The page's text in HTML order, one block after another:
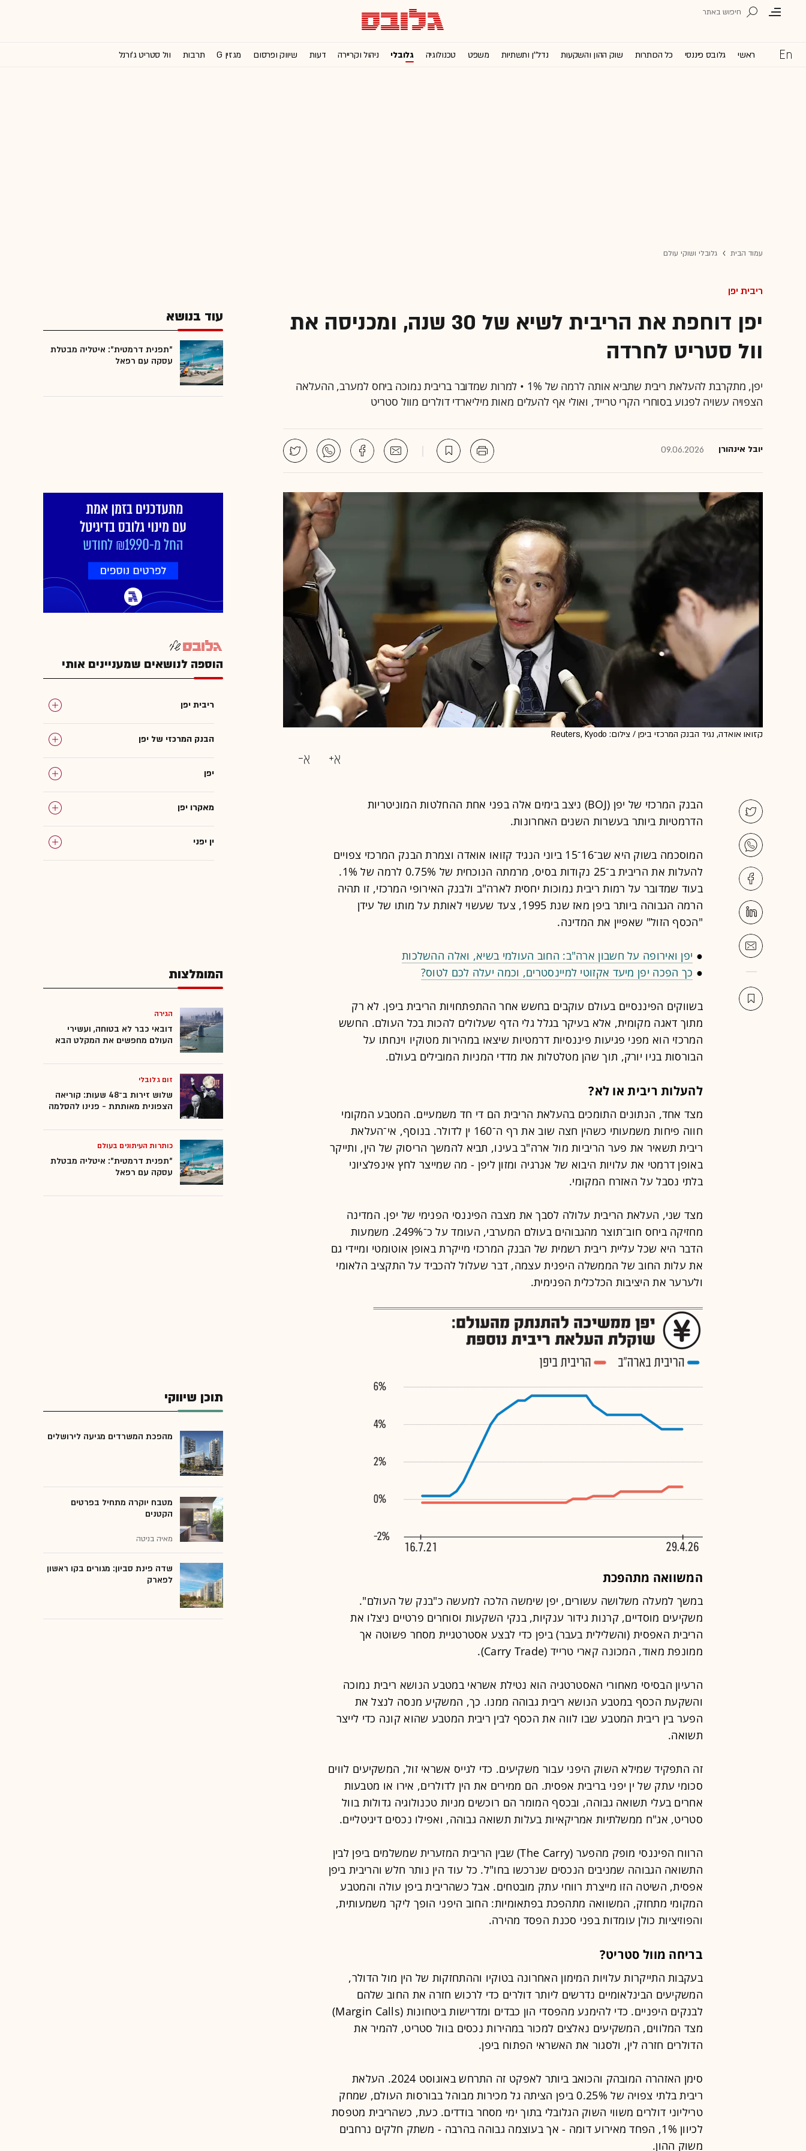
ראשי גלובס פיננסי כל הכותרות שוק ההון והשקעות נדל''ן ותשתיות משפט טכנולוגיה גלובלי ניהול וקריירה דעות שיווק ופרסום מגזין G תרבות וול סטריט ג'ורנל
עמוד הבית גלובלי ושוקי עולם
ריבית יפן
יפן דוחפת את הריבית לשיא של 30 שנה, ומכניסה את
וול סטריט לחרדה
יפן, מתקרבת להעלאת ריבית שתביא אותה לרמה של 1% • למרות שמדובר בריבית נמוכה ביחס למערב, ההעלאה
הצפויה עשויה לפגוע בסוחרי הקרי טרייד, ואולי אף להעלים מאות מיליארדי דולרים מוול סטריט
יובל אינהורן 09.06.2026
קזואו אואדה, נגיד הבנק המרכזי ביפן / צילום: Reuters, Kyodo
הבנק המרכזי של יפן (BOJ) ניצב בימים אלה בפני אחת ההחלטות המוניטריות
הדרמטיות ביותר בעשרות השנים האחרונות.
המוסכמה בשוק היא שב־16־15 ביוני הנגיד קזואו אואדה וצמרת הבנק המרכזי צפויים
להעלות את הריבית ב־25 נקודות בסיס, מרמתה הנוכחית של 0.75% לרמה של 1%.
בעוד שמדובר על רמות ריבית נמוכות יחסית לארה"ב ולבנק האירופי המרכזי, זו תהיה
הרמה הגבוהה ביותר ביפן מאז שנת 1995, צעד שעשוי לאותת על מותו של עידן
"הכסף הזול" שאפיין את המדינה.
● יפן ואירופה על חשבון ארה"ב: החוב העולמי בשיא, ואלה ההשלכות
● כך הפכה יפן מיעד אקזוטי למיינסטרים, וכמה יעלה לכם לטוס?
בשווקים הפיננסיים בעולם עוקבים בחשש אחר ההתפתחויות הריבית ביפן. לא רק
מתוך דאגה מקומית, אלא בעיקר בגלל גלי הדף שעלולים להכות בכל העולם. החשש
המרכזי הוא מפני פגיעות פיננסיות דרמטיות שיצאו במהירות מטוקיו וינחתו על
הבורסות בניו יורק, תוך שהן מטלטלות את מדדי המניות המובילים בעולם.
להעלות ריבית או לא?
מצד אחד, הנתונים התומכים בהעלאת הריבית הם די חד משמעיים. המטבע המקומי
חווה פיחות משמעותי כשהין חצה שוב את רף ה־160 ין לדולר. בנוסף, אי־העלאת
ריבית תשאיר את פער הריביות מול ארה"ב בעינו, תביא להמשך הריסוק של הין, ותייקר
באופן דרמטי את עלויות היבוא של אנרגיה ומזון ליפן - מה שמייצר לחץ אינפלציוני
בלתי נסבל על האזרח המקומי.
מצד שני, העלאת הריבית עלולה לסבך את מצבה הפיננסי הפנימי של יפן. המדינה
מחזיקה ביחס חוב־תוצר מהגבוהים בעולם המערבי, העומד על כ־249%. משמעות
הדבר היא שכל עליית ריבית רשמית של הבנק המרכזי מייקרת באופן אוטומטי ומיידי גם
את עלות החוב של הממשלה היפנית עצמה, דבר שעלול להכביד על התקציב הלאומי
ולערער את היציבות הכלכלית הפנימית.
המשוואה מתהפכת
במשך למעלה משלושה עשורים, יפן שימשה הלכה למעשה כ"בנק של העולם".
משקיעים מוסדיים, קרנות גידור ענקיות, בנקי השקעות וסוחרים פרטיים ניצלו את
הריבית האפסית (והשלילית בעבר) ביפן כדי לבצע אסטרטגיית מסחר פשוטה אך
ממונפת מאוד, המכונה קארי טרייד (Carry Trade).
הרעיון הבסיסי מאחורי האסטרטגיה הוא נטילת אשראי במטבע הנושא ריבית נמוכה
והשקעת הכסף במטבע הנושא ריבית גבוהה ממנו. כך, המשקיע מנסה לנצל את
הפער בין ריבית המטבע שבו לווה את הכסף לבין ריבית המטבע שהוא קונה כדי לייצר
תשואה.
זה התפקיד שמילא השוק היפני עבור משקיעים. כדי לגייס אשראי זול, המשקיעים לווים
סכומי עתק של ין יפני בריבית אפסית. הם ממירים את הין לדולרים, אירו או מטבעות
אחרים בעלי תשואה גבוהה, ובכסף המומר הם רוכשים מניות טכנולוגיה גדולות בוול
סטריט, אג"ח ממשלתיות אמריקאיות בעלות תשואה גבוהה, ואפילו נכסים דיגיטליים.
הרווח הפיננסי מופק מהפער (The Carry) שבין הריבית המזערית שמשלמים ביפן לבין
התשואה הגבוהה שמניבים הנכסים שנרכשו בחו"ל. כל עוד הין נותר חלש והריבית ביפן
אפסית, השיטה הזו מייצרת רווחי עתק מובטחים. אבל כשהריבית ביפן עולה והמטבע
המקומי מתחזק, המשוואה מתהפכת בפתאומיות: החוב היפני הופך ליקר משמעותית,
והפוזיציות כולן עומדות בפני סכנת הפסד מהירה.
בריחה מוול סטריט?
בעקבות התייקרות עלויות המימון האחרונה בטוקיו וההתחזקות של הין מול הדולר,
המשקיעים הבינלאומיים נדרשים ליותר דולרים כדי לרכוש חזרה את החוב שלהם
לבנקים היפניים. כדי להימנע מהפסדי הון כבדים ומדרישות ביטחונות (Margin Calls)
מצד המלווים, המשקיעים נאלצים למכור במהירות נכסים בוול סטריט, להמיר את
הדולרים חזרה לין, ולסגור את האשראי הפתוח ביפן.
סימן האזהרה המובהק והכואב ביותר לאפקט זה התרחש באוגוסט 2024. העלאת
ריבית בלתי צפויה של 0.25% ביפן הציתה גל מכירות מבוהל בבורסות העולם, שמחק
טריליוני דולרים משווי השוק הגלובלי בתוך ימי מסחר בודדים. כעת, כשהריבית מטפסת
לכיוון 1%, הפחד מאירוע דומה - אך בעוצמה גבוהה בהרבה - משתק חלקים נרחבים
משוק ההון.
עוד בנושא
"תפנית דרמטית": איטליה מבטלת
עסקה עם רפאל
הוספה לנושאים שמעניינים אותי
ריבית יפן
הבנק המרכזי של יפן
יפן
מאקרו יפן
ין יפני
המומלצות
הגירה
דובאי כבר לא בטוחה, ועשירי
העולם מחפשים את המקלט הבא
זום גלובלי
שלוש זירות ב־48 שעות: קוריאה
הצפונית מאותתת - פנינו להסלמה
כותרות העיתונים בעולם
"תפנית דרמטית": איטליה מבטלת
עסקה עם רפאל
תוכן שיווקי
מהפכת המשרדים מגיעה לירושלים
מטבח יוקרה מתחיל בפרטים
הקטנים
מאיה בניטה
שדה פינת סביון: מגורים בקו ראשון
לפארק